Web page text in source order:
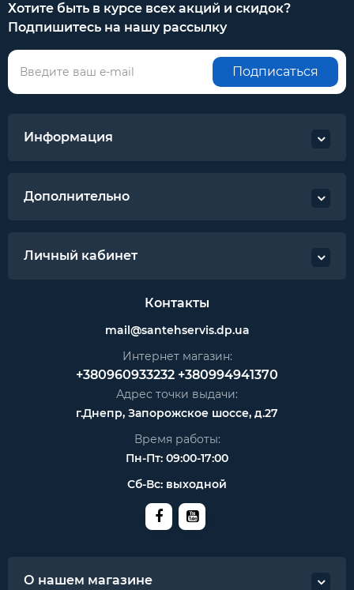
Хотите быть в курсе всех акций и скидок?
Подпишитесь на нашу рассылку
Подписаться
Информация
Дополнительно
Личный кабинет
Контакты
mail@santehservis.dp.ua
Интернет магазин:
+380960933232 +380994941370
Адрес точки выдачи:
г.Днепр, Запорожское шоссе, д.27
Время работы:
Пн-Пт: 09:00-17:00
Сб-Вс: выходной
О нашем магазине